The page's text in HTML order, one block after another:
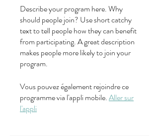
Describe your program here. Why
should people join? Use short catchy
text to tell people how they can benefit
from participating. A great description
makes people more likely to join your
program.
Vous pouvez également rejoindre ce
programme via l'appli mobile.Aller sur
l'appli